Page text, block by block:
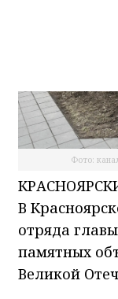
Фото:
В
отряда
памятных
Великой